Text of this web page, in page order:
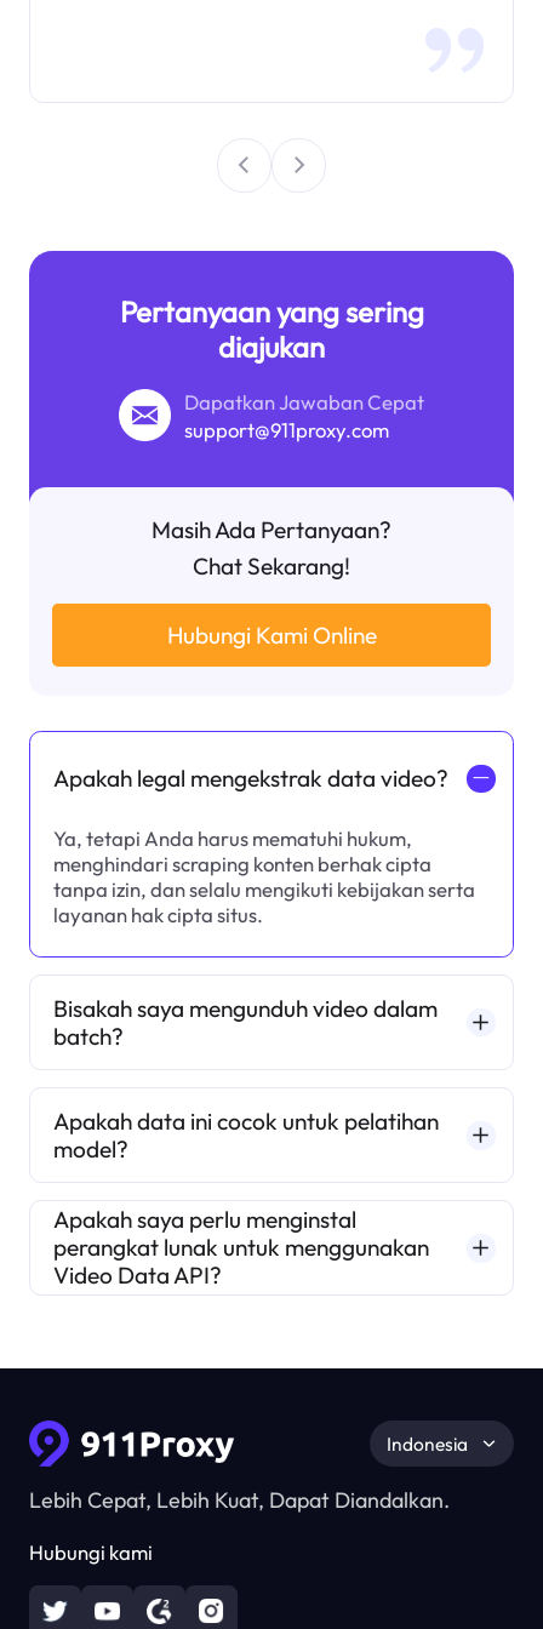
Pertanyaan yang sering
diajukan
Dapatkan Jawaban Cepat
support@911proxy.com
Masih Ada Pertanyaan?
Chat Sekarang!
Hubungi Kami Online
Apakah legal mengekstrak data video? 一
Ya, tetapi Anda harus mematuhi hukum,
menghindari scraping konten berhak cipta
tanpa izin, dan selalu mengikuti kebijakan serta
layanan hak cipta situs.
Bisakah saya mengunduh video dalam
batch?
Apakah data ini cocok untuk pelatihan
model?
Apakah saya perlu menginstal
perangkat lunak untuk menggunakan
Video Data API?
Lebih Cepat, Lebih Kuat, Dapat Diandalkan.
Hubungi kami
Indonesia